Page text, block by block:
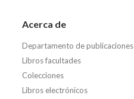
Acerca de
Departamento de publicaciones
Libros facultades
Colecciones
Libros electrónicos